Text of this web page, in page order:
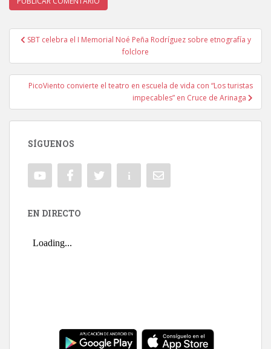
Navegación de entradas
SBT celebra el I Memorial Noé Peña Rodríguez sobre etnografía y
folclore
PicoViento convierte el teatro en escuela de vida con “Los turistas
impecables” en Cruce de Arinaga
SÍGUENOS
EN DIRECTO